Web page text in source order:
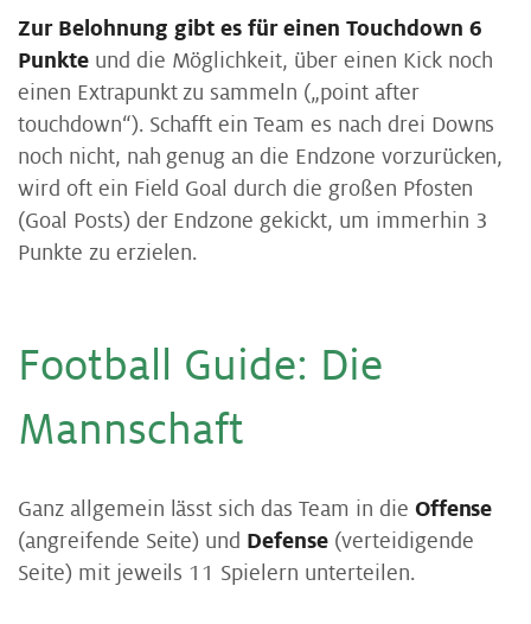
Zur Belohnung gibt es für einen Touchdown 6
Punkteund die Möglichkeit, über einen Kick noch
einen Extrapunkt zu sammeln („point after
touchdown“). Schafft ein Team es nach drei Downs
noch nicht, nah genug an die Endzone vorzurücken,
wird oft ein Field Goal durch die großen Pfosten
(Goal Posts) der Endzone gekickt, um immerhin 3
Punkte zu erzielen.
Foot­ball Gui­de: Die
Mannschaft
Ganz allgemein lässt sich das Team in die Offense
(angreifende Seite) und Defense (verteidigende
Seite) mit jeweils 11 Spielern unterteilen.